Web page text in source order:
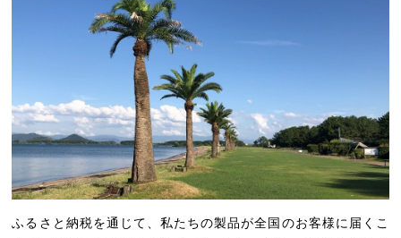
ふるさと納税を通じて、私たちの製品が全国のお客様に届くこ